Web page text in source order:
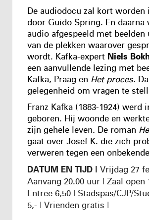
De audiodocu zal kort worden
door Guido Spring. En daarna
audio afgespeeld met beelden
van de plekken waarover
wordt. Kafka-expert Niels
een aanvullende lezing met
Kafka, Praag en Het proces.
gelegenheid om vragen te
Franz Kafka (1883-1924) werd
geboren. Hij woonde en
zijn gehele leven. De roman
gaat over Josef K. die zich
verweren tegen een
DATUM EN TIJD | Vrijdag 27
Aanvang 20.00 uur | Zaal open
Entree 6,50 | Stadspas/CJP/
5,- | Vrienden gratis |